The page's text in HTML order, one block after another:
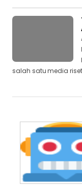
salah satu media riset